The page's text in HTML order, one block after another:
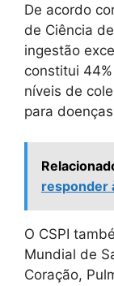
De acordo
de Ciência
ingestão
constitui
níveis de
para
responder
O CSPI
Mundial de
Coração,